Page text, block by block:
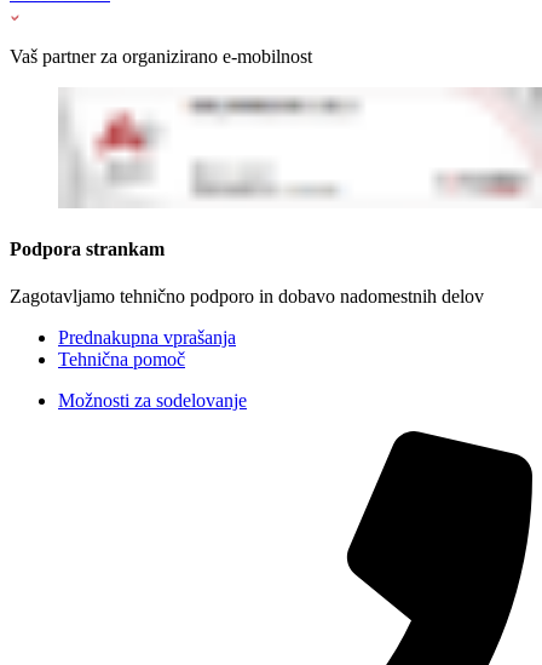
Vaš partner za organizirano e-mobilnost
Podpora strankam
Zagotavljamo tehnično podporo in dobavo nadomestnih delov
Prednakupna vprašanja
Tehnična pomoč
Možnosti za sodelovanje